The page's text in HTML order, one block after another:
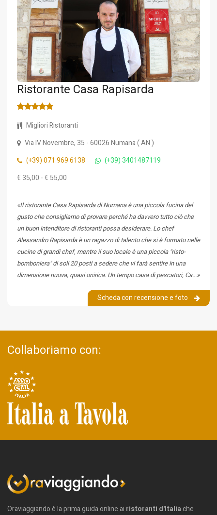
Ristorante Casa Rapisarda
Migliori Ristoranti
Via IV Novembre, 35 - 60026Numana(AN)
(+39) 071 969 6138
(+39) 3401487119
€ 35,00 - € 55,00
«Il ristorante Casa Rapisarda di Numana è una piccola fucina del
gusto che consigliamo di provare perché ha davvero tutto ciò che
un buon intenditore di ristoranti possa desiderare. Lo chef
Alessandro Rapisarda è un ragazzo di talento che si è formato nelle
cucine di grandi chef, mentre il suo locale è una piccola "risto-
bomboniera" di soli 20 posti a sedere che vi farà sentire in una
dimensione nuova, quasi onirica. Un tempo casa di pescatori, Ca...»
Scheda con recensione e foto
Collaboriamo con:
Oraviaggiando è la prima guida online ai ristoranti d'Italiache